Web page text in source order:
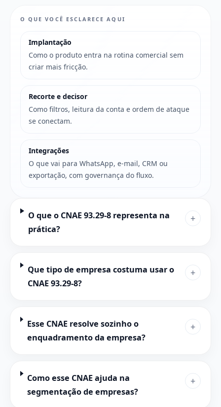
O QUE VOCÊ ESCLARECE AQUI
Implantação
Como o produto entra na rotina comercial sem
criar mais fricção.
Recorte e decisor
Como filtros, leitura da conta e ordem de ataque
se conectam.
Integrações
O que vai para WhatsApp, e-mail, CRM ou
exportação, com governança do fluxo.
O que o CNAE 93.29-8 representa na
prática?
+
Que tipo de empresa costuma usar o
CNAE 93.29-8?
+
Esse CNAE resolve sozinho o
enquadramento da empresa?
+
Como esse CNAE ajuda na
segmentação de empresas?
+